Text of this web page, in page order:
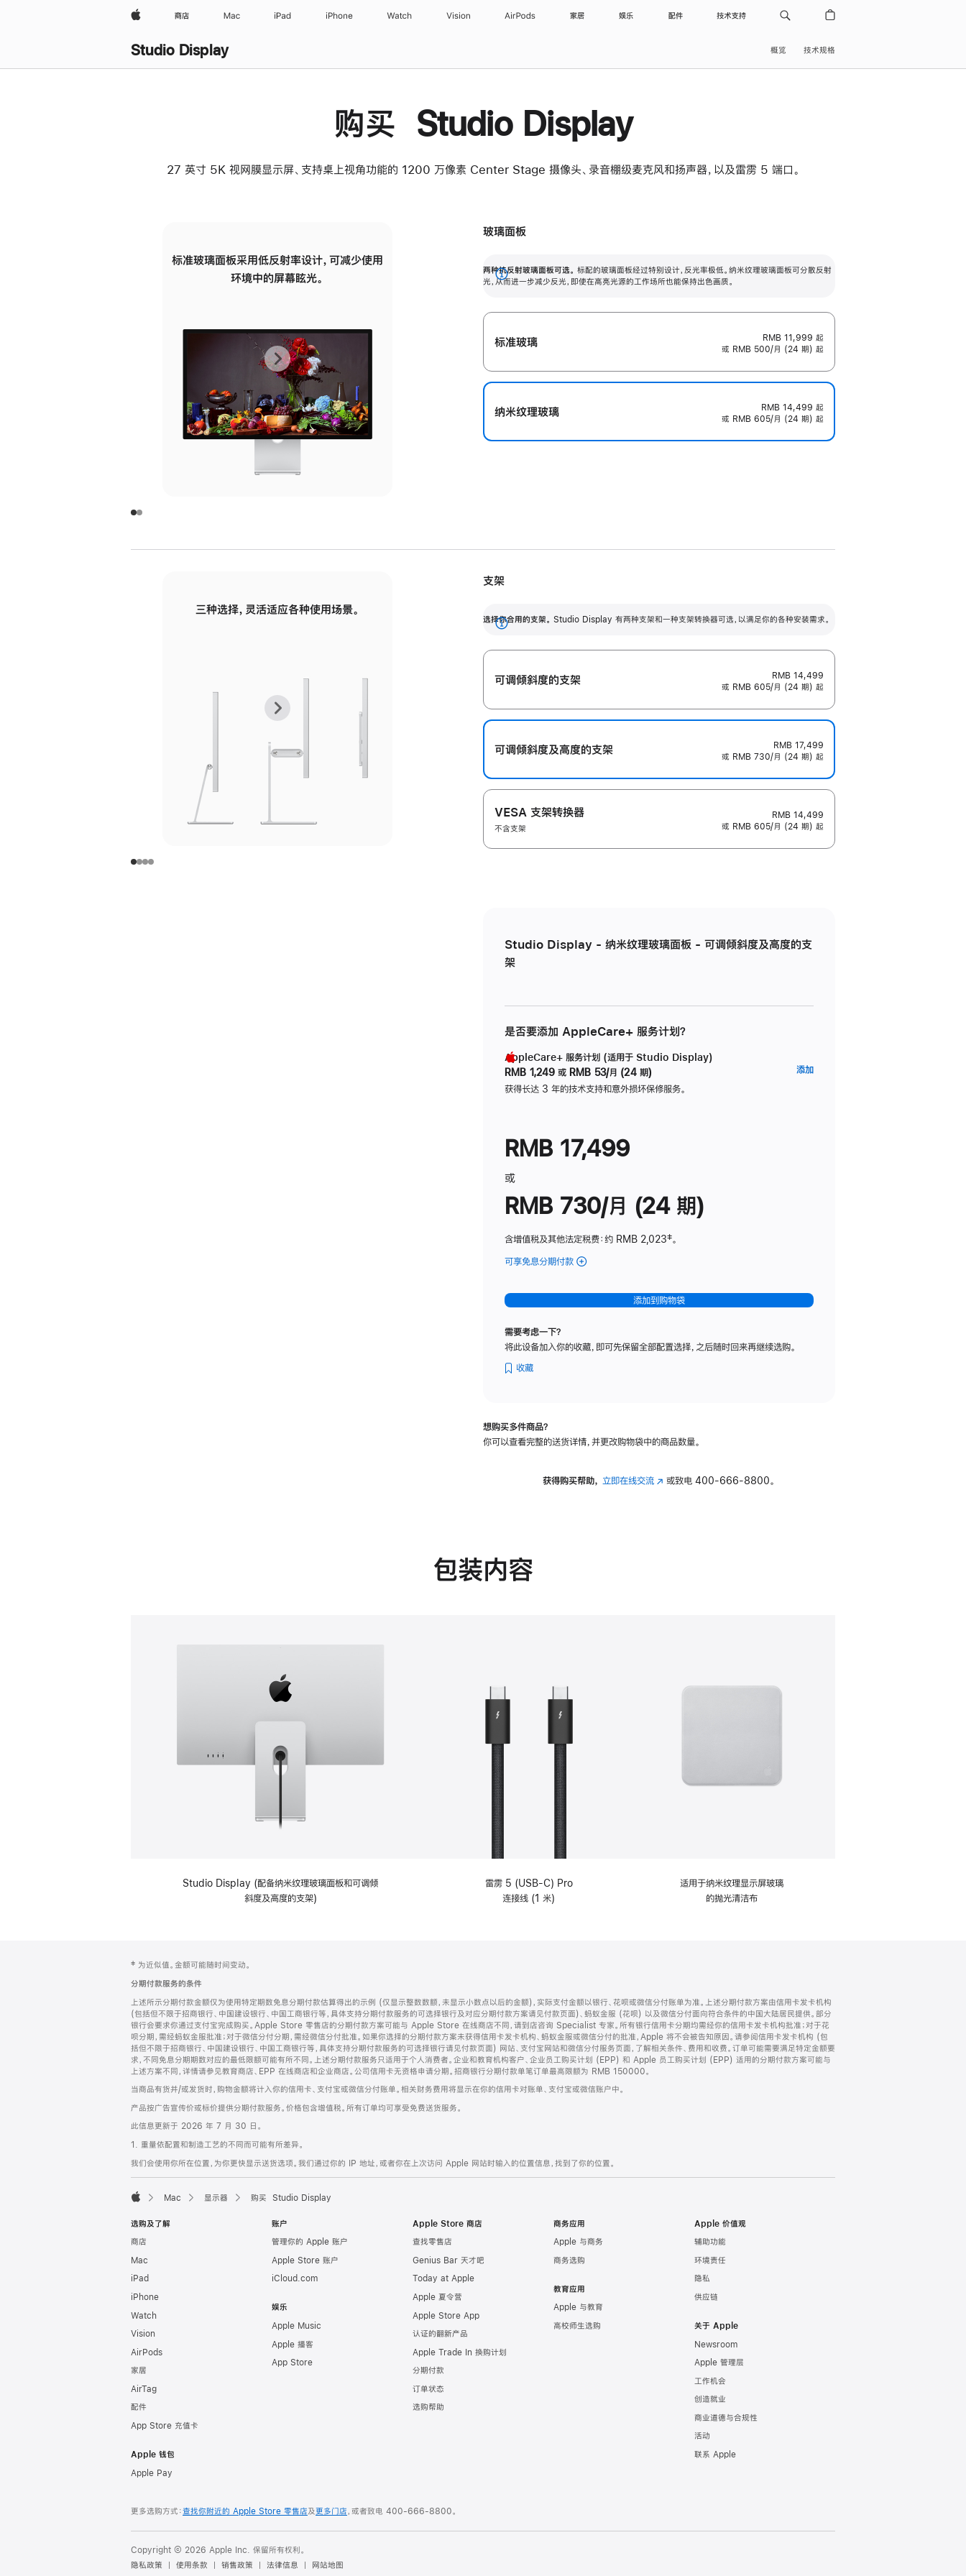
Apple 商店 Mac iPad iPhone Watch Vision AirPods 家居 娱乐 配件 技术支持
Studio Display 概览 技术规格
购买 Studio Display
27 英寸 5K 视网膜显示屏、支持桌上视角功能的 1200 万像素 Center Stage 摄像头、录音棚级麦克风和扬声器，以及雷雳 5 端口。
标准玻璃面板采用低反射率设计，可减少使用
环境中的屏幕眩光。
有高亮光源的场所使用，也能保持出色画质。
上
一
张
图
面
下
一
张
图
面
玻璃面板
两种抗反射玻璃面板可选。 标配的玻璃面板经过特别设计，反光率极低。纳米纹理玻璃面板可分散反射
光，从而进一步减少反光，即使在高亮光源的工作场所也能保持出色画质。
展
标准玻璃 RMB 11,999 起
或 RMB 500/月 (24 期) 起
纳米纹理玻璃 RMB 14,499 起
或 RMB 605/月 (24 期) 起
三种选择，灵活适应各种使用场景。
调节范围。
毫米的高度调节范围。
上
张
下
张
支架
选择你合用的支架。 Studio Display 有两种支架和一种支架转换器可选，以满足你的各种安装需求。
展
开
可调倾斜度的支架
RMB 14,499
或 RMB 605/月 (24 期) 起
可调倾斜度及高‍度的支‍架
RMB 17,499
或 RMB 730/月 (24 期) 起
VESA 支架转换器
不含支架
RMB 14,499
或 RMB 605/月 (24 期) 起
Studio Display - 纳米纹理玻璃面板 - 可调倾斜度及高度的支
架
是否要添加 AppleCare+ 服务计划？
AppleCare+ 服务计划 (适用于 Studio Display)
RMB 1,249 或 RMB 53/月 (24 期)
获得长达 3 年的技术支持和意外损坏保修服务。
添加
RMB 17,499
或
RMB 730/月 (24 期)
含增值税及其他法定税费：约 RMB 2,023脚
‡。
可享免息分期付款 (Studio
-
纳
理
可
斜
添加到购物袋
需要考虑一下？
将此设备加入你的收藏，即可先保留全部配置选择，之后随时回来再继续选购。
收藏
想购买多件商品？
你可以查看完整的送货详情，并更改购物袋中的商品数量。
获得购买帮助， 立即在线交流(在 或致电400-666-8800。
包装内容
Studio Display (配备纳米纹理玻璃面板和可调倾
斜度及高度的支架)
雷雳 5 (USB-C) Pro
连接线 (1 米)
适用于纳米纹理显示屏玻璃
的抛光清洁布
页
脚
注
‡ 为近似值。金额可能随时间变动。
分期付款服务的条件
上述所示分期付款金额仅为使用特定期数免息分期付款估算得出的示例 (仅显示整数数额，未显示小数点以后的金额)，实际支付金额以银行、花呗或微信分付账单为准。上述分期付款方案由信用卡发卡机构
(包括但不限于招商银行、中国建设银行、中国工商银行等，具体支持分期付款服务的可选择银行及对应分期付款方案请见付款页面)、蚂蚁金服 (花呗) 以及微信分付面向符合条件的中国大陆居民提供。部分
银行会要求你通过支付宝完成购买。Apple Store 零售店的分期付款方案可能与 Apple Store 在线商店不同，请到店咨询 Specialist 专家。所有银行信用卡分期均需经你的信用卡发卡机构批准；对于花
呗分期，需经蚂蚁金服批准；对于微信分付分期，需经微信分付批准。如果你选择的分期付款方案未获得信用卡发卡机构、蚂蚁金服或微信分付的批准，Apple 将不会被告知原因。请参阅信用卡发卡机构 (包
括但不限于招商银行、中国建设银行、中国工商银行等，具体支持分期付款服务的可选择银行请见付款页面) 网站、支付宝网站和微信分付服务页面，了解相关条件、费用和收费。订单可能需要满足特定金额要
求，不同免息分期期数对应的最低限额可能有所不同。上述分期付款服务只适用于个人消费者。企业和教育机构客户、企业员工购买计划 (EPP) 和 Apple 员工购买计划 (EPP) 适用的分期付款方案可能与
上述方案不同，详情请参见教育商店、EPP 在线商店和企业商店。公司信用卡无资格申请分期。招商银行分期付款单笔订单最高限额为 RMB 150000。
当商品有货并/或发货时，购物金额将计入你的信用卡、支付宝或微信分付账单。相关财务费用将显示在你的信用卡对账单、支付宝或微信账户中。
产品按广告宣传价或标价提供分期付款服务。价格包含增值税。所有订单均可享受免费送货服务。
此信息更新于 2026 年 7 月 30 日。
1. 重量依配置和制造工艺的不同而可能有所差异。
我们会使用你所在位置，为你更快显示送货选项。我们通过你的 IP 地址，或者你在上次访问 Apple 网站时输入的位置信息，找到了你的位置。
Mac 显示器 购买 Studio Display
选购及了解
商店
Mac
iPad
iPhone
Watch
Vision
AirPods
家居
AirTag
配件
App Store 充值卡
Apple 钱包
Apple Pay
账户
管理你的 Apple 账户
Apple Store 账户
iCloud.com
娱乐
Apple Music
Apple 播客
App Store
Apple Store 商店
查找零售店
Genius Bar 天才吧
Today at Apple
Apple 夏令营
Apple Store App
认证的翻新产品
Apple Trade In 换购计划
分期付款
订单状态
选购帮助
商务应用
Apple 与商务
商务选购
教育应用
Apple 与教育
高校师生选购
Apple 价值观
辅助功能
环境责任
隐私
供应链
关于 Apple
Newsroom
Apple 管理层
工作机会
创造就业
商业道德与合规性
活动
联系 Apple
更多选购方式：查找你附近的 Apple Store 零售店及更多门店，或者致电 400-666-8800。
Copyright © 2026 Apple Inc. 保留所有权利。
隐私政策
使用条款 销售政策 法律信息 网站地图